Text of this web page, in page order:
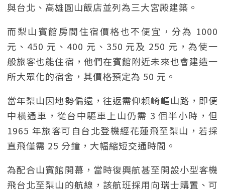
與台北、高雄圓山飯店並列為三大宮殿建築。
而梨山賓館房間住宿價格也不便宜，分為 1000
元、450 元、400 元、350 元及 250 元，為使一
般旅客也能住宿，他們在賓館附近未來也會建造一
所大眾化的宿舍，其價格預定為 50 元。
當年梨山因地勢偏遠，往返需仰賴崎嶇山路，即便
中橫通車，從台中驅車上山仍需 3 個半小時，但
1965 年旅客可自台北登機經花蓮飛至梨山，若採
直飛僅需 25 分鐘，大幅縮短交通時間。
為配合山賓館開幕，當時復興航甚至開設小型客機
飛台北至梨山的航線，該航班採用向瑞士購置、可